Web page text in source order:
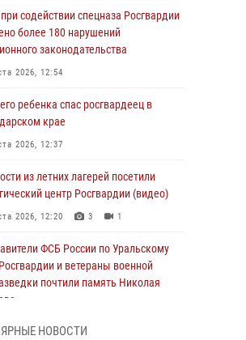
содействии спецназа Росгвардии
более 180 нарушений
законодательства
2026, 12:54
ребенка спас росгвардеец в
крае
2026, 12:37
из летних лагерей посетили
центр Росгвардии (видео)
2026, 12:20 3 1
ФСБ России по Уральскому
и ветераны военной
почтили память Николая
НОВОСТИ